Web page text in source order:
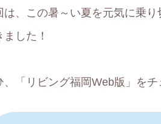
は、この暑～い夏を元気に乗
ました！
、「リビング福岡Web版」を